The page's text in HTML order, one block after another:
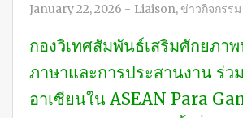
January 22, 2026 - Liaison,ข่าวกิจกรรม
กองวิเทศสัมพันธ์เสริมศักยภา
ภาษาและการประสานงาน ร่ว
อาเซียนใน ASEAN Para